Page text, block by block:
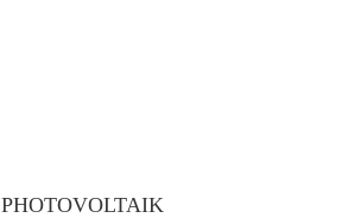
PHOTOVOLTAIK